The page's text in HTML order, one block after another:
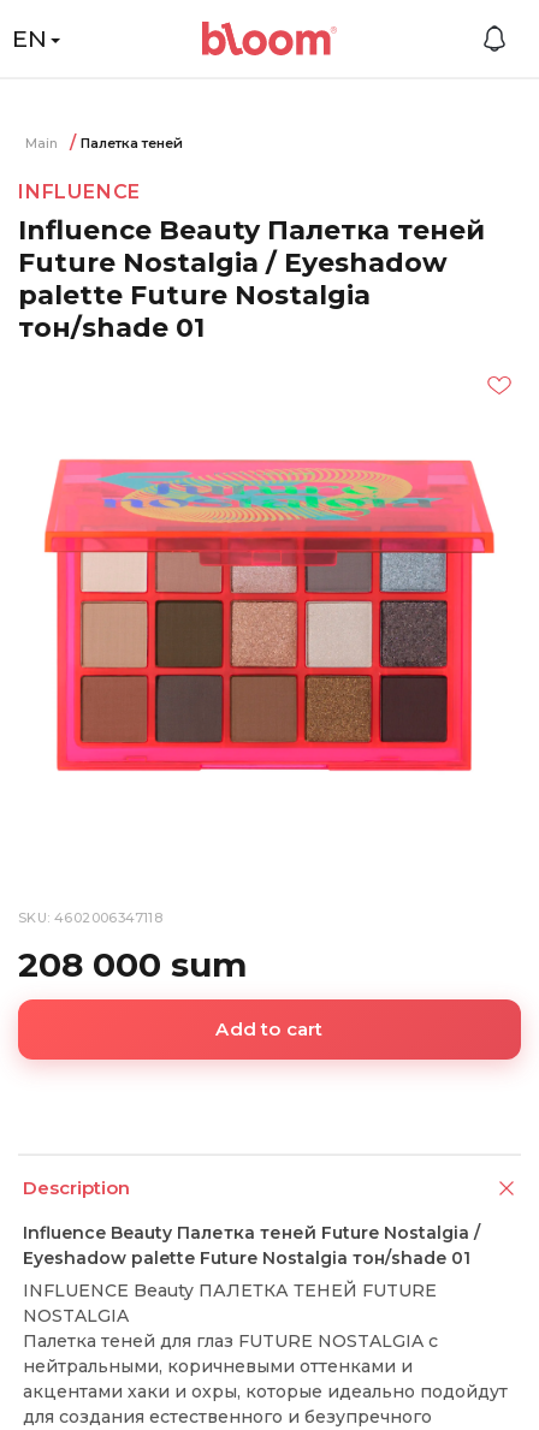
EN
Main Палетка теней
INFLUENCE
Influence Beauty Палетка теней
Future Nostalgia / Eyeshadow
palette Future Nostalgia
тон/shade 01
SKU: 4602006347118
208 000 sum
Add to cart
Description
Influence Beauty Палетка теней Future Nostalgia /
Eyeshadow palette Future Nostalgia тон/shade 01
INFLUENCE Beauty ПАЛЕТКА ТЕНЕЙ FUTURE
NOSTALGIA
Палетка теней для глаз FUTURE NOSTALGIA с
нейтральными, коричневыми оттенками и
акцентами хаки и охры, которые идеально подойдут
для создания естественного и безупречного